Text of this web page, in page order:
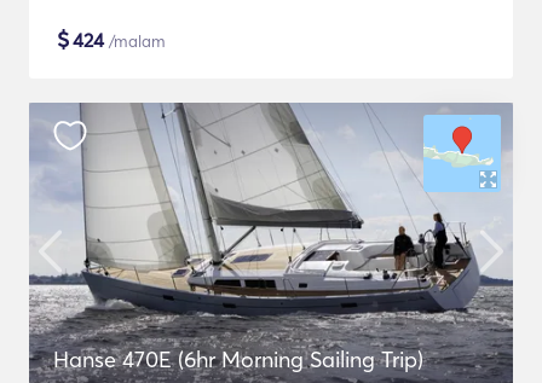
$424/malam
Hanse 470E (6hr Morning Sailing Trip)